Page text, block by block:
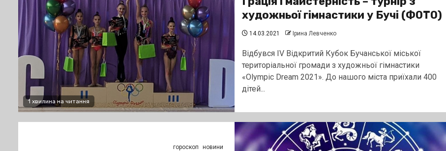
1 хвилина на читання
художньої гімнастики у Бучі (ФОТО)
14.03.2021 Ірина Левченко
Відбувся IV Відкритий Кубок Бучанської міської
територіальної громади з художньої гімнастики
«Olympic Dream 2021». До нашого міста приїхали 400
дітей...
гороскоп новини